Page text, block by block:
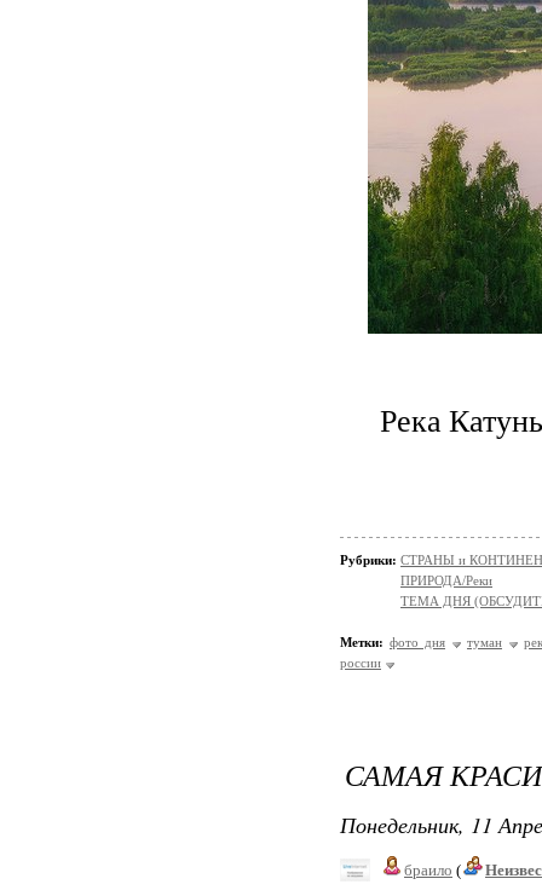
Река
Рубрики: СТРАНЫ и
ПРИРОДА/Реки
ТЕМА ДНЯ
Метки: фото дня туман
россии
САМАЯ
Понедельник, 11
браило (